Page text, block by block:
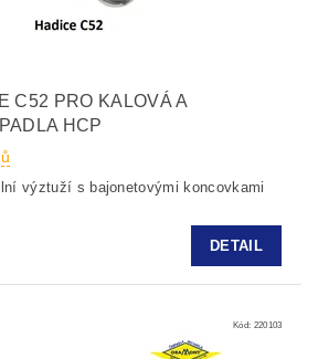
C52 PRO KALOVÁ A
HCP
výztuží s bajonetovými koncovkami
DETAIL
Kód: 220103